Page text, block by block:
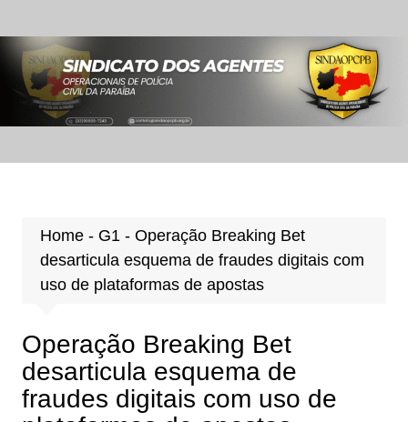
para
conteúdo
Home- G1 - Operação Breaking Bet
desarticula esquema de fraudes digitais com
uso de plataformas de apostas
Operação Breaking Bet
desarticula esquema de
fraudes digitais com uso de